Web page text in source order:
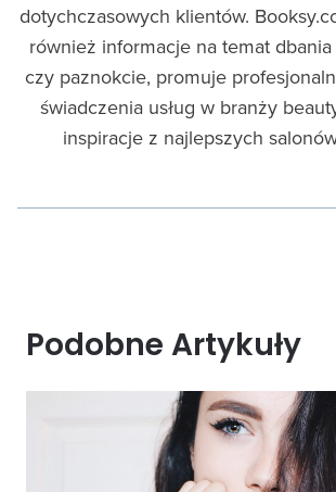
dotychczasowych klientów.
również informacje na temat dbania
czy paznokcie, promuje
świadczenia usług w branży
inspiracje z najlepszych
Podobne Artykuły